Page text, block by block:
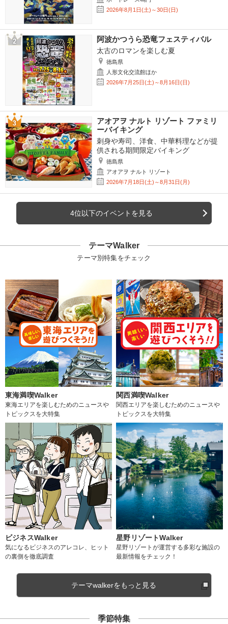
2026年8月1日(土)～30日(日)
阿波かつうら恐竜フェスティバル
太古のロマンを楽しむ夏
徳島県
人形文化交流館ほか
2026年7月25日(土)～8月16日(日)
アオアヲ ナルト リゾート ファミリ
ーバイキング
刺身や寿司、洋食、中華料理などが提
供される期間限定バイキング
徳島県
アオアヲ ナルト リゾート
2026年7月18日(土)～8月31日(月)
4位以下のイベントを見る
テーマWalker
テーマ別特集をチェック
東海満喫Walker
東海エリアを楽しむためのニュースや
トピックスを大特集
関西満喫Walker
関西エリアを楽しむためのニュースや
トピックスを大特集
ビジネスWalker
気になるビジネスのアレコレ、ヒット
の裏側を徹底調査
星野リゾートWalker
星野リゾートが運営する多彩な施設の
最新情報をチェック！
テーマwalkerをもっと見る
季節特集